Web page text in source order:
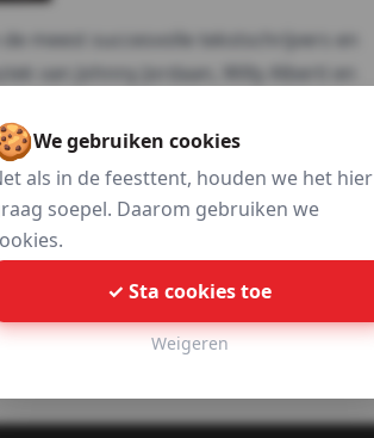
meest succesvolle tekstschrijvers en
van Johnny Jordaan, Willy Alberti en
van Nederlandse rap ontwikkelde
Nederlandse teksten. Zijn muziekstijl
heeft hij hits geschreven voor diverse
en Tino Martin, wat hem in 2021
werkt hij aan zijn eigen muzikale
verovert hij gestaag de
Zijn live shows zijn energiek en
zijn deelname aan 'De Verraders' en
blijft hij bouwen aan zijn eigen
We gebruiken cookies
als in de feesttent, houden we het hier
soepel. Daarom gebruiken we
✓ Sta cookies toe
Weigeren